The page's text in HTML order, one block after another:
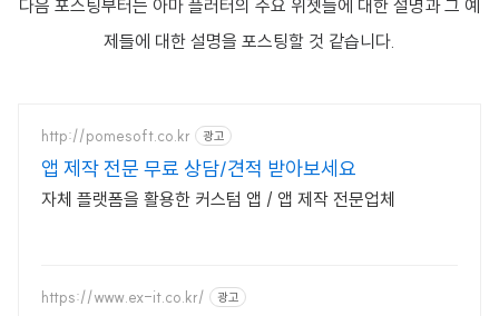
다음 포스팅부터는 아마 플러터의 주요 위젯들에 대한 설명과 그 예
제들에 대한 설명을 포스팅할 것 같습니다.
http://pomesoft.co.kr 광고
앱 제작 전문 무료 상담/견적 받아보세요
자체 플랫폼을 활용한 커스텀 앱 / 앱 제작 전문업체
https://www.ex-it.co.kr/ 광고